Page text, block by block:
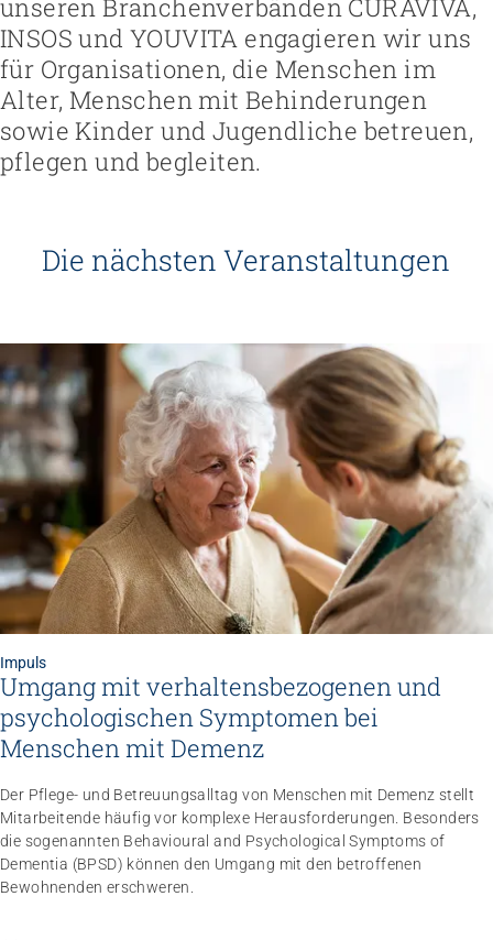
Impuls
Umgang mit verhaltensbezogenen und
psychologischen Symptomen bei Menschen mit
Demenz
20.08.2026 online
unseren Branchenverbänden CURAVIVA,
INSOS und YOUVITA engagieren wir uns
für Organisationen, die Menschen im
Alter, Menschen mit Behinderungen
sowie Kinder und Jugendliche betreuen,
pflegen und begleiten.
Die nächsten Veranstaltungen
Impuls
Umgang mit verhaltensbezogenen und
psychologischen Symptomen bei
Menschen mit Demenz
Der Pflege- und Betreuungsalltag von Menschen mit Demenz stellt
Mitarbeitende häufig vor komplexe Herausforderungen. Besonders
die sogenannten Behavioural and Psychological Symptoms of
Dementia (BPSD) können den Umgang mit den betroffenen
Bewohnenden erschweren.